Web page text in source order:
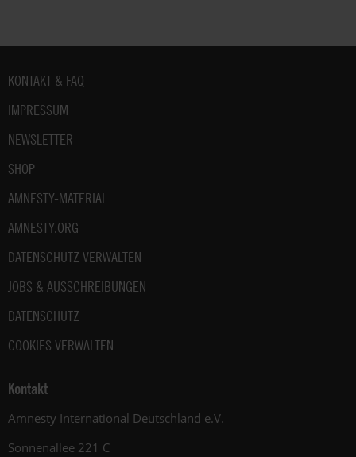
Fußbereich
KONTAKT & FAQ
IMPRESSUM
NEWSLETTER
SHOP
AMNESTY-MATERIAL
AMNESTY.ORG
DATENSCHUTZ VERWALTEN
JOBS & AUSSCHREIBUNGEN
DATENSCHUTZ
COOKIES VERWALTEN
Kontakt
Amnesty International Deutschland e.V.
Sonnenallee 221 C